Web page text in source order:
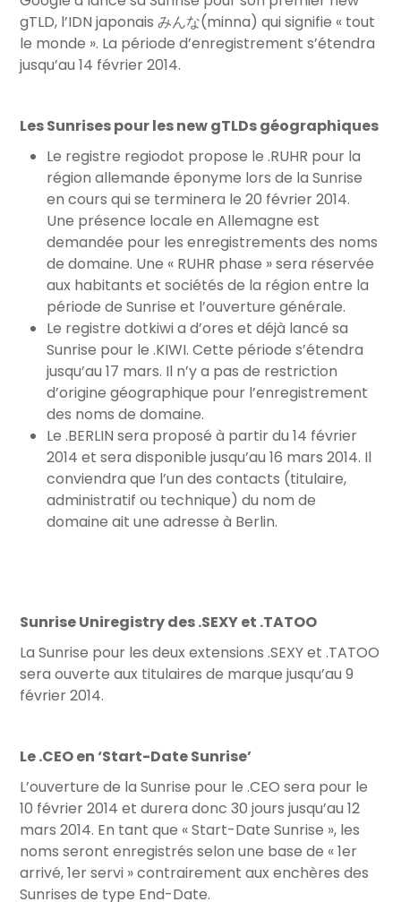
gTLD, l’IDN japonais みんな(minna) qui signifie « tout
le monde ». La période d’enregistrement s’étendra
jusqu’au 14 février 2014.
Les Sunrises pour les new gTLDs géographiques
Le registre regiodot propose le .RUHR pour la
région allemande éponyme lors de la Sunrise
en cours qui se terminera le 20 février 2014.
Une présence locale en Allemagne est
demandée pour les enregistrements des noms
de domaine. Une « RUHR phase » sera réservée
aux habitants et sociétés de la région entre la
période de Sunrise et l’ouverture générale.
Le registre dotkiwi a d’ores et déjà lancé sa
Sunrise pour le .KIWI. Cette période s’étendra
jusqu’au 17 mars. Il n’y a pas de restriction
d’origine géographique pour l’enregistrement
des noms de domaine.
Le .BERLIN sera proposé à partir du 14 février
2014 et sera disponible jusqu’au 16 mars 2014. Il
conviendra que l’un des contacts (titulaire,
administratif ou technique) du nom de
domaine ait une adresse à Berlin.
Sunrise Uniregistry des .SEXY et .TATOO
La Sunrise pour les deux extensions .SEXY et .TATOO
sera ouverte aux titulaires de marque jusqu’au 9
février 2014.
Le .CEO en ‘Start-Date Sunrise’
L’ouverture de la Sunrise pour le .CEO sera pour le
10 février 2014 et durera donc 30 jours jusqu’au 12
mars 2014. En tant que « Start-Date Sunrise », les
noms seront enregistrés selon une base de « 1er
arrivé, 1er servi » contrairement aux enchères des
Sunrises de type End-Date.